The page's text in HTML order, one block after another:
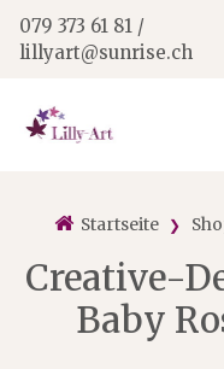
079 373 61 81 /
lillyart@sunrise.ch
Startseite
Creative-
Baby